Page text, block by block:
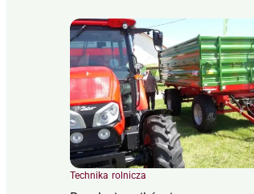
Technika rolnicza